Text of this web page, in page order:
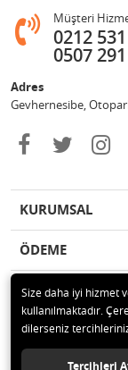
Müşteri
0212
0507
Adres
Gevhernesibe,
KURUMSAL
ÖDEME
İLETİŞİM
© 2020 Çağrı
Size daha iyi hizmet
kullanılmaktadır.
dilerseniz
Tercihleri